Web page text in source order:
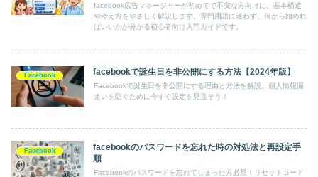
facebook広告マネージャーが初めてで不安な方向けに、基本構造
や考え方をやさしく解説します。専門用語に迷わず、何から始めれ
ばいいかが分かる初心者向け入門ガイドです。
Facebook facebookで誕生日を非公開にする方法【2024年版】
Facebookで誕生日を非公開にする理由と方法を解説。個人情報漏
えいを防ぐために今すぐ設定を見直そう！
Facebook
facebookのパスワードを忘れた時の対処法と再設定手
順
Facebookのパスワードを忘れてしまった方必見！リセットコード